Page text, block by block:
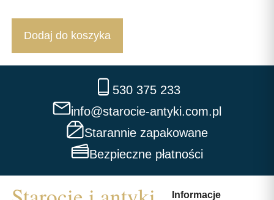
Dodaj do koszyka
530 375 233
info@starocie-antyki.com.pl
Starannie zapakowane
Bezpieczne płatności
Informacje